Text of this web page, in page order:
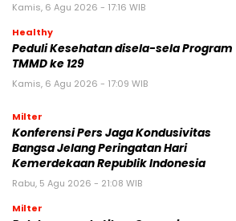
Kamis, 6 Agu 2026 - 17:16 WIB
Healthy
Peduli Kesehatan disela-sela Program
TMMD ke 129
Kamis, 6 Agu 2026 - 17:09 WIB
Milter
Konferensi Pers Jaga Kondusivitas
Bangsa Jelang Peringatan Hari
Kemerdekaan Republik Indonesia
Rabu, 5 Agu 2026 - 21:08 WIB
Milter